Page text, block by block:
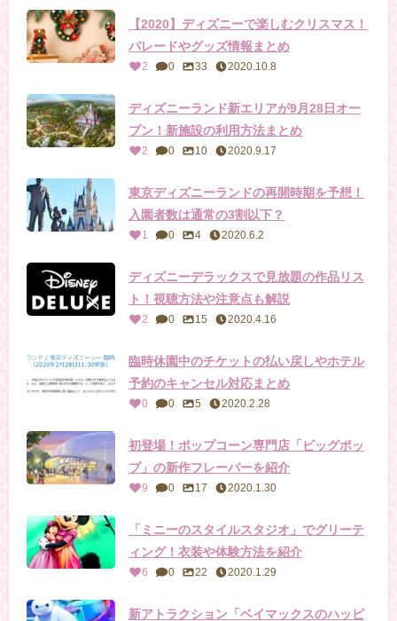
【2020】ディズニーで楽しむクリスマス！
パレードやグッズ情報まとめ
2 0 33 2020.10.8
ディズニーランド新エリアが9月28日オー
プン！新施設の利用方法まとめ
2 0 10 2020.9.17
東京ディズニーランドの再開時期を予想！
入園者数は通常の3割以下？
1 0 4 2020.6.2
ディズニーデラックスで見放題の作品リス
ト！視聴方法や注意点も解説
2 0 15 2020.4.16
臨時休園中のチケットの払い戻しやホテル
予約のキャンセル対応まとめ
0 0 5 2020.2.28
初登場！ポップコーン専門店「ビッグポッ
プ」の新作フレーバーを紹介
9 0 17 2020.1.30
「ミニーのスタイルスタジオ」でグリーテ
ィング！衣装や体験方法を紹介
6 0 22 2020.1.29
新アトラクション「ベイマックスのハッピ